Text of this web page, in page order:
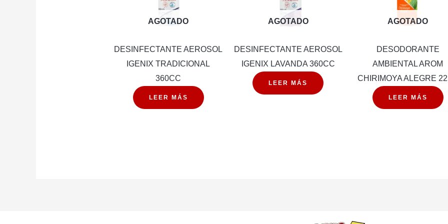
AGOTADO
DESINFECTANTE AEROSOL
IGENIX TRADICIONAL
360CC
LEER MÁS
AGOTADO
DESINFECTANTE AEROSOL
IGENIX LAVANDA 360CC
LEER MÁS
AGOTADO
DESODORANTE
AMBIENTAL AROM
CHIRIMOYA ALEGRE
LEER MÁS